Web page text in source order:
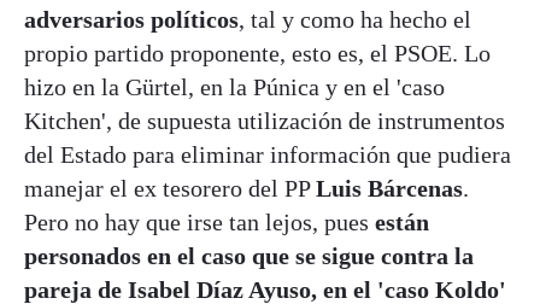
adversarios políticos, tal y como ha hecho el
propio partido proponente, esto es, el PSOE. Lo
hizo en la Gürtel, en la Púnica y en el 'caso
Kitchen', de supuesta utilización de instrumentos
del Estado para eliminar información que pudiera
manejar el ex tesorero del PPLuis Bárcenas.
Pero no hay que irse tan lejos, pues están
personados en el caso que se sigue contra la
pareja de Isabel Díaz Ayuso, en el 'caso Koldo'